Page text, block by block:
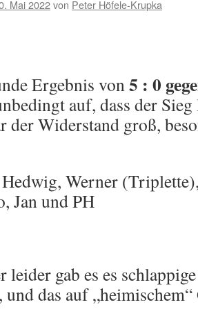
Mai 2022von Peter Höfele-Krupka
Ergebnis von5 : 0
auf, dass der
der Widerstand groß,
Werner
Jan und PH
leider gab es es
, und das auf